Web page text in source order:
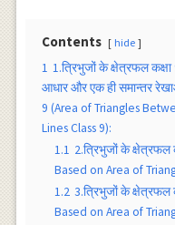
Contents hide
1 1.त्रिभुजों के क्षेत्रफल
आधार और एक ही समान्तर
9 (Area of Triangles
Lines Class 9):
1.1 2.त्रिभुजों के क्षेत्रफल
Based on Area of
1.2 3.त्रिभुजों के क्षेत्रफल
Based on Area of